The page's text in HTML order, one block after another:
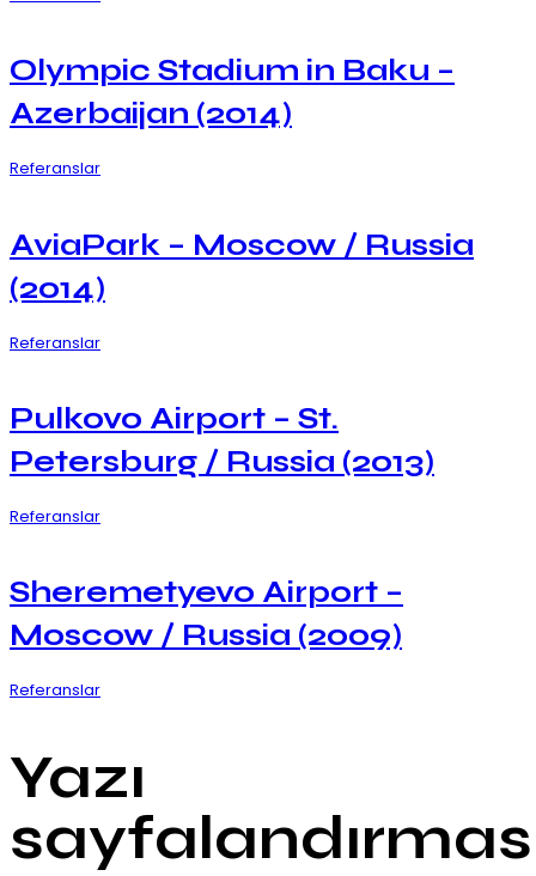
Olympic Stadium in Baku –
Azerbaijan (2014)
Referanslar
AviaPark – Moscow / Russia
(2014)
Referanslar
Pulkovo Airport – St.
Petersburg / Russia (2013)
Referanslar
Sheremetyevo Airport –
Moscow / Russia (2009)
Referanslar
Yazı